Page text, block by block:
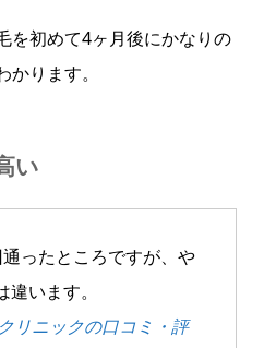
を初めて4ヶ月後にかなりの
ります。
い
ったところですが、や
います。
リニックの口コミ・評